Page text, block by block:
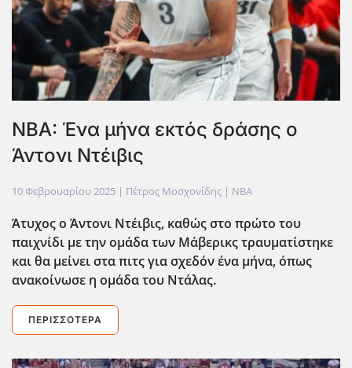
NBA: Ένα μήνα εκτός δράσης ο
Άντονι Ντέιβις
10 Φεβρουαρίου 2025 | Πέτρος Μοσχονίδης | NBA
Άτυχος ο Άντονι Ντέιβις, καθώς στο πρώτο του
παιχνίδι με την ομάδα των Μάβερικς τραυματίστηκε
και θα μείνει στα πιτς για σχεδόν ένα μήνα, όπως
ανακοίνωσε η ομάδα του Ντάλας.
ΠΕΡΙΣΣΌΤΕΡΑ